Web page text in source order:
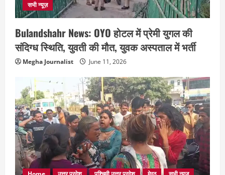
सभी न्यूज़
Bulandshahr News: OYO होटल में प्रेमी युगल की
संदिग्ध स्थिति, युवती की मौत, युवक अस्पताल में भर्ती
Megha Journalist June 11, 2026